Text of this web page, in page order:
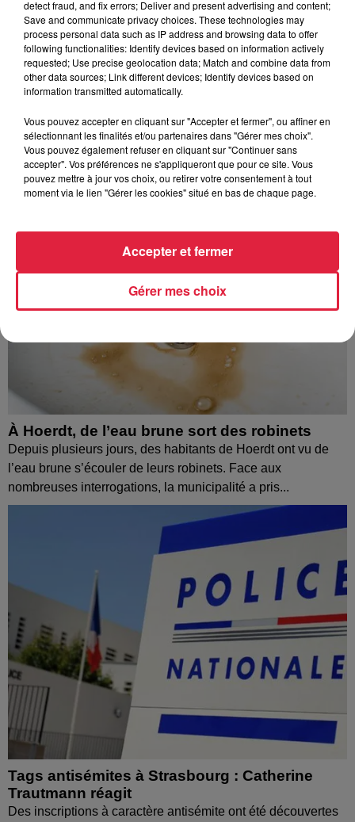
avec les flamants rouges
À découvrir également
À Hoerdt, de l’eau brune sort des robinets
Depuis plusieurs jours, des habitants de Hoerdt ont vu de
l’eau brune s’écouler de leurs robinets. Face aux
nombreuses interrogations, la municipalité a pris...
Tags antisémites à Strasbourg : Catherine
Trautmann réagit
Des inscriptions à caractère antisémite ont été découvertes
detect fraud, and fix errors; Deliver and present advertising and content;
Save and communicate privacy choices. These technologies may
process personal data such as IP address and browsing data to offer
following functionalities: Identify devices based on information actively
requested; Use precise geolocation data; Match and combine data from
other data sources; Link different devices; Identify devices based on
information transmitted automatically.
Vous pouvez accepter en cliquant sur "Accepter et fermer", ou affiner en
sélectionnant les finalités et/ou partenaires dans "Gérer mes choix".
Vous pouvez également refuser en cliquant sur "Continuer sans
accepter". Vos préférences ne s'appliqueront que pour ce site. Vous
pouvez mettre à jour vos choix, ou retirer votre consentement à tout
moment via le lien "Gérer les cookies" situé en bas de chaque page.
Gérer mes choix
Accepter et fermer